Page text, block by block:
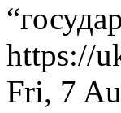
https://
Fri, 7